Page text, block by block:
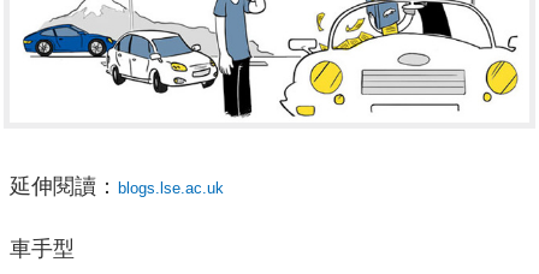
延伸閱讀： blogs.lse.ac.uk
車手型